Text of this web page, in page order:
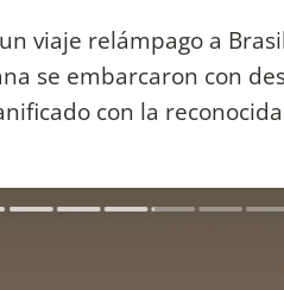
viaje relámpago a
se embarcaron con
con la